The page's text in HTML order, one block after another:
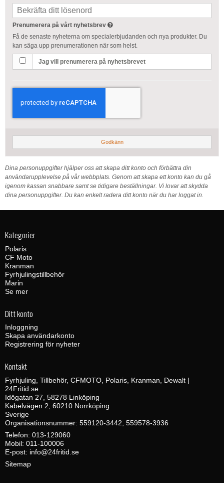
Prenumerera på vårt nyhetsbrev
Få de senaste nyheterna om specialerbjudanden och nya produkter. Du
kan säga upp prenumerationen när som helst.
Jag vill prenumerera på nyhetsbrevet
Godkänn
Dina personuppgifter hjälper oss att skapa ditt konto och förbättra din
användarupplevelse på vår webbplats. Genom att skapa ett konto kan du gå
igenom kassan snabbare samt se tidigare beställningar. Vi lovar att skydda
dina personuppgifter. Du kan enkelt radera ditt konto när du har loggat in.
Kategorier
Polaris
CF Moto
Kranman
Fyrhjulingstillbehör
Marin
Se mer
Ditt konto
Inloggning
Skapa användarkonto
Registrering för nyheter
Kontakt
Fyrhjuling, Tillbehör, CFMOTO, Polaris, Kranman, Dewalt |
24Fritid.se
Idögatan 27, 58278 Linköping
Kabelvägen 2, 60210 Norrköping
Sverige
Organisationsnummer: 559120-3442, 559578-3936
Telefon: 013-129060
Mobil: 011-100006
E-post: info@24fritid.se
Sitemap